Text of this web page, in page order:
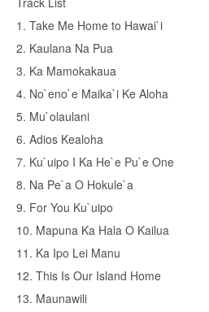
1. Take Me Home to Hawai`i
2. Kaulana Na Pua
3. Ka Mamokakaua
4. No`eno`e Maika`i Ke Aloha
5. Mu`olaulani
6. Adios Kealoha
7. Ku`uipo I Ka He`e Pu`e One
8. Na Pe`a O Hokule`a
9. For You Ku`uipo
10. Mapuna Ka Hala O Kailua
11. Ka Ipo Lei Manu
12. This Is Our Island Home
13. Maunawili